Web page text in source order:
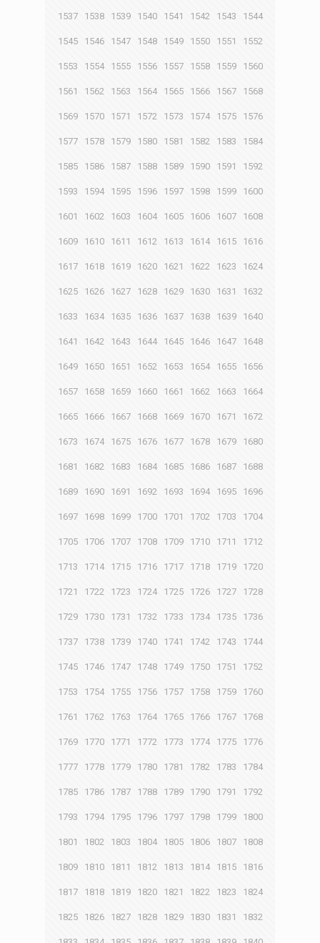
1537 1538 1539 1540 1541 1542 1543 1544
1545 1546 1547 1548 1549 1550 1551 1552
1553 1554 1555 1556 1557 1558 1559 1560
1561 1562 1563 1564 1565 1566 1567 1568
1569 1570 1571 1572 1573 1574 1575 1576
1577 1578 1579 1580 1581 1582 1583 1584
1585 1586 1587 1588 1589 1590 1591 1592
1593 1594 1595 1596 1597 1598 1599 1600
1601 1602 1603 1604 1605 1606 1607 1608
1609 1610 1611 1612 1613 1614 1615 1616
1617 1618 1619 1620 1621 1622 1623 1624
1625 1626 1627 1628 1629 1630 1631 1632
1633 1634 1635 1636 1637 1638 1639 1640
1641 1642 1643 1644 1645 1646 1647 1648
1649 1650 1651 1652 1653 1654 1655 1656
1657 1658 1659 1660 1661 1662 1663 1664
1665 1666 1667 1668 1669 1670 1671 1672
1673 1674 1675 1676 1677 1678 1679 1680
1681 1682 1683 1684 1685 1686 1687 1688
1689 1690 1691 1692 1693 1694 1695 1696
1697 1698 1699 1700 1701 1702 1703 1704
1705 1706 1707 1708 1709 1710 1711 1712
1713 1714 1715 1716 1717 1718 1719 1720
1721 1722 1723 1724 1725 1726 1727 1728
1729 1730 1731 1732 1733 1734 1735 1736
1737 1738 1739 1740 1741 1742 1743 1744
1745 1746 1747 1748 1749 1750 1751 1752
1753 1754 1755 1756 1757 1758 1759 1760
1761 1762 1763 1764 1765 1766 1767 1768
1769 1770 1771 1772 1773 1774 1775 1776
1777 1778 1779 1780 1781 1782 1783 1784
1785 1786 1787 1788 1789 1790 1791 1792
1793 1794 1795 1796 1797 1798 1799 1800
1801 1802 1803 1804 1805 1806 1807 1808
1809 1810 1811 1812 1813 1814 1815 1816
1817 1818 1819 1820 1821 1822 1823 1824
1825 1826 1827 1828 1829 1830 1831 1832